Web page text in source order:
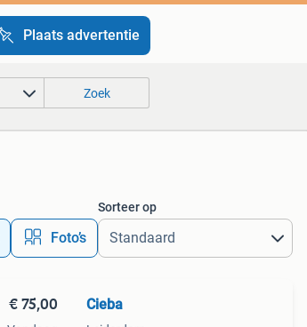
Plaats advertentie
Zoek
Foto’s
Sorteer op
€ 75,00 Cieba